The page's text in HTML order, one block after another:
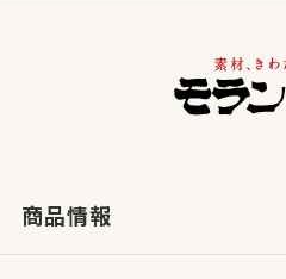
商品情報